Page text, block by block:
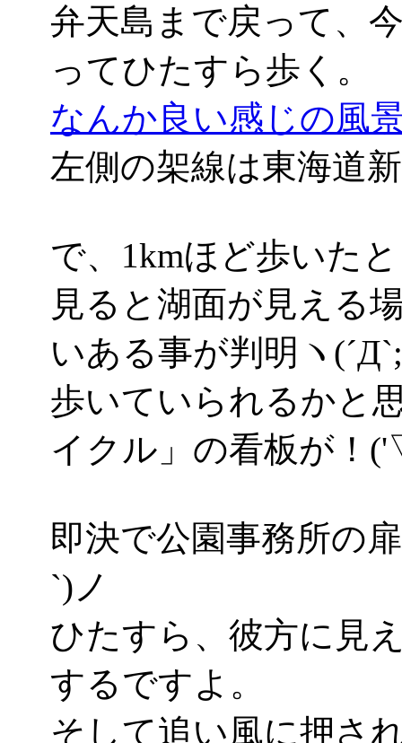
弁天島まで戻って、
ってひたすら歩く。
なんか良い感じの風
左側の架線は東海道
で、1kmほど歩いた
見ると湖面が見える
いある事が判明ヽ
歩いていられるかと
イクル」の看板が！
即決で公園事務所の
`)ノ
ひたすら、彼方に見
するですよ。
そして追い風に押さ